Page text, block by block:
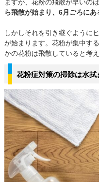
ますが、花粉の飛散が早いの
ら飛散が始まり、6月ごろにあ
しかしそれを引き継ぐように
が始まります。花粉が集中す
かの花粉は飛散していると考
花粉症対策の掃除は水拭